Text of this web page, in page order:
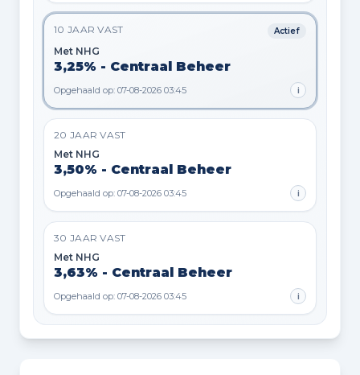
10 JAAR VAST Actief
Met NHG
3,25% - Centraal Beheer
Opgehaald op: 07-08-2026 03:45 i
20 JAAR VAST
Met NHG
3,50% - Centraal Beheer
Opgehaald op: 07-08-2026 03:45 i
30 JAAR VAST
Met NHG
3,63% - Centraal Beheer
Opgehaald op: 07-08-2026 03:45 i